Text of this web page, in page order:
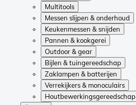
Multitools
Messen slijpen & onderhoud
Keukenmessen & snijden
Pannen & kookgerei
Outdoor & gear
Bijlen & tuingereedschap
Zaklampen & batterijen
Verrekijkers & monoculairs
Houtbewerkingsgereedschap